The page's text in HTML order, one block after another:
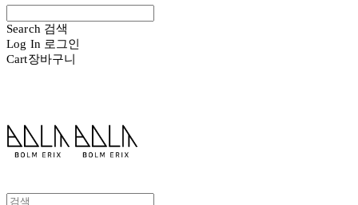
Search 검색
Log In 로그인
Cart장바구니